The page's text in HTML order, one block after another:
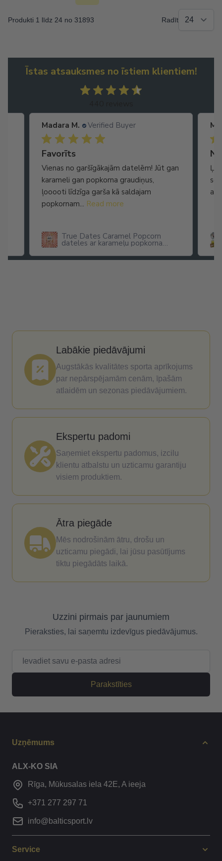
Produkti 1 līdz 24 no 31893 Radīt
Īstas atsauksmes no īstiem klientiem!
Madara M. Verified Buyer
Favorīts
Vienas no garšīgākajām datelēm! Jūt gan
karameli gan popkorna graudiņus,
ļooooti līdzīga garša kā saldajam
popkornam... Read more
True Dates Caramel Popcorn
dateles ar karameļu popkorna
arī
Labākie piedāvājumi
Augstākās kvalitātes sporta aprīkojums
par nepārspējamām cenām, īpašām
atlaidēm un sezonas piedāvājumiem.
Ekspertu padomi
Saņemiet ekspertu padomus, izcilu
klientu atbalstu un uzticamu garantiju
visiem produktiem.
Ātra piegāde
Mēs nodrošinām ātru, drošu un
uzticamu piegādi, lai jūsu pasūtījums
tiktu piegādāts laikā.
Uzzini pirmais par jaunumiem
Pieraksties, lai saņemtu izdevīgus piedāvājumus.
Parakstīties
Uzņēmums
ALX-KO SIA
Rīga, Mūkusalas iela 42E, A ieeja
+371 277 297 71
info@balticsport.lv
Service